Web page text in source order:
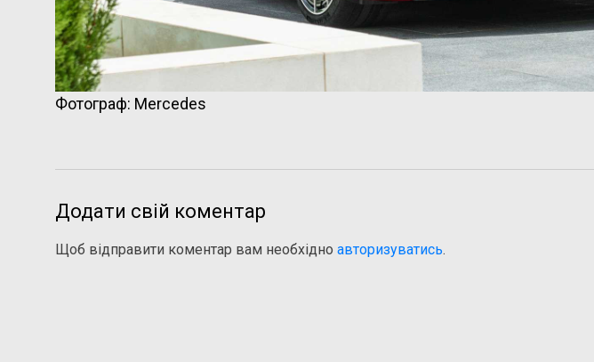
Фотограф: Mercedes
Додати свій коментар
Щоб відправити коментар вам необхідно авторизуватись.